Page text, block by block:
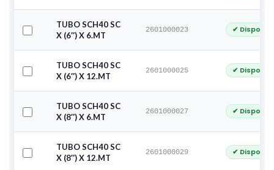
TUBO SCH40 SC
X (6″) X 6.MT
2601000023 ✔
TUBO SCH40 SC
X (6″) X 12.MT
2601000025 ✔
TUBO SCH40 SC
X (8″) X 6.MT
2601000027 ✔
TUBO SCH40 SC
X (8″) X 12.MT
2601000029 ✔